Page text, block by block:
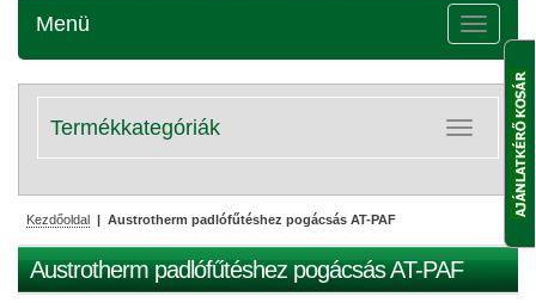
Menü
Menü
Kategóriák
lenyitása
Termékkategóriák
Kezdőoldal | Austrotherm padlófűtéshez pogácsás AT-PAF
Austrotherm padlófűtéshez pogácsás AT-PAF